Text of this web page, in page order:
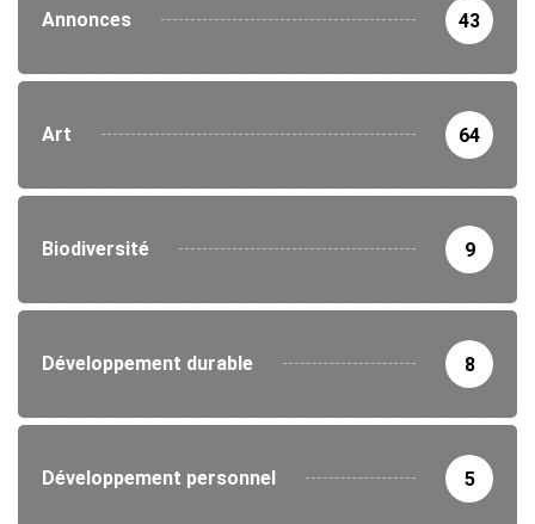
Annonces 43
Art 64
Biodiversité 9
Développement durable 8
Développement personnel 5